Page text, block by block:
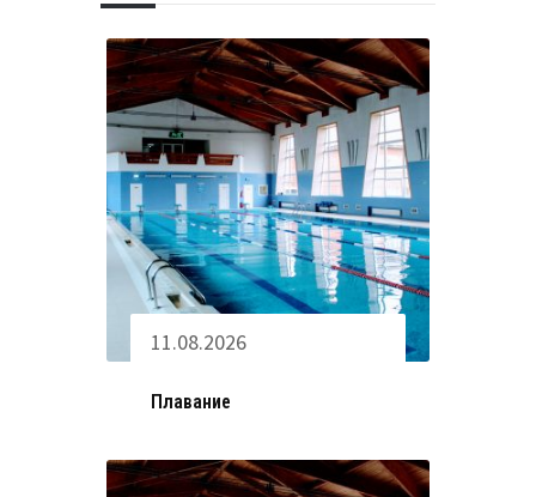
11.08.2026
Плавание